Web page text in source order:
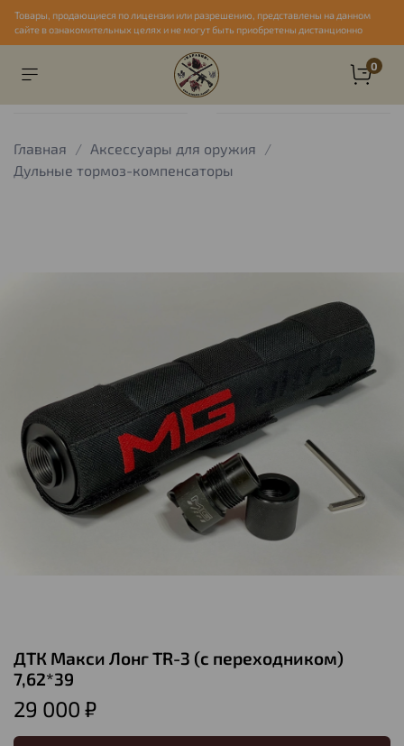
Товары, продающиеся по лицензии или разрешению, представлены на данном
сайте в ознакомительных целях и не могут быть приобретены дистанционно
0
Главная
Аксессуары для оружия
Дульные тормоз-компенсаторы
ДТК Макси Лонг TR-3 (с переходником)
7,62*39
29 000 ₽